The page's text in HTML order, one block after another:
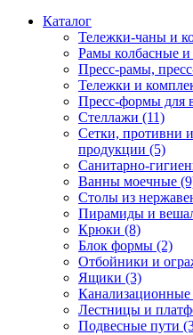
Каталог
Тележки-чаны и
Рамы колбасные
Пресс-рамы,
Тележки и
Пресс-формы для
Стеллажи (11)
Сетки, противни
продукции (5)
Санитарно-
Ванны моечные
Столы из
Пирамиды и
Крюки (8)
Блок формы (2)
Отбойники и
Ящики (3)
Лестницы и
Подвесные пути